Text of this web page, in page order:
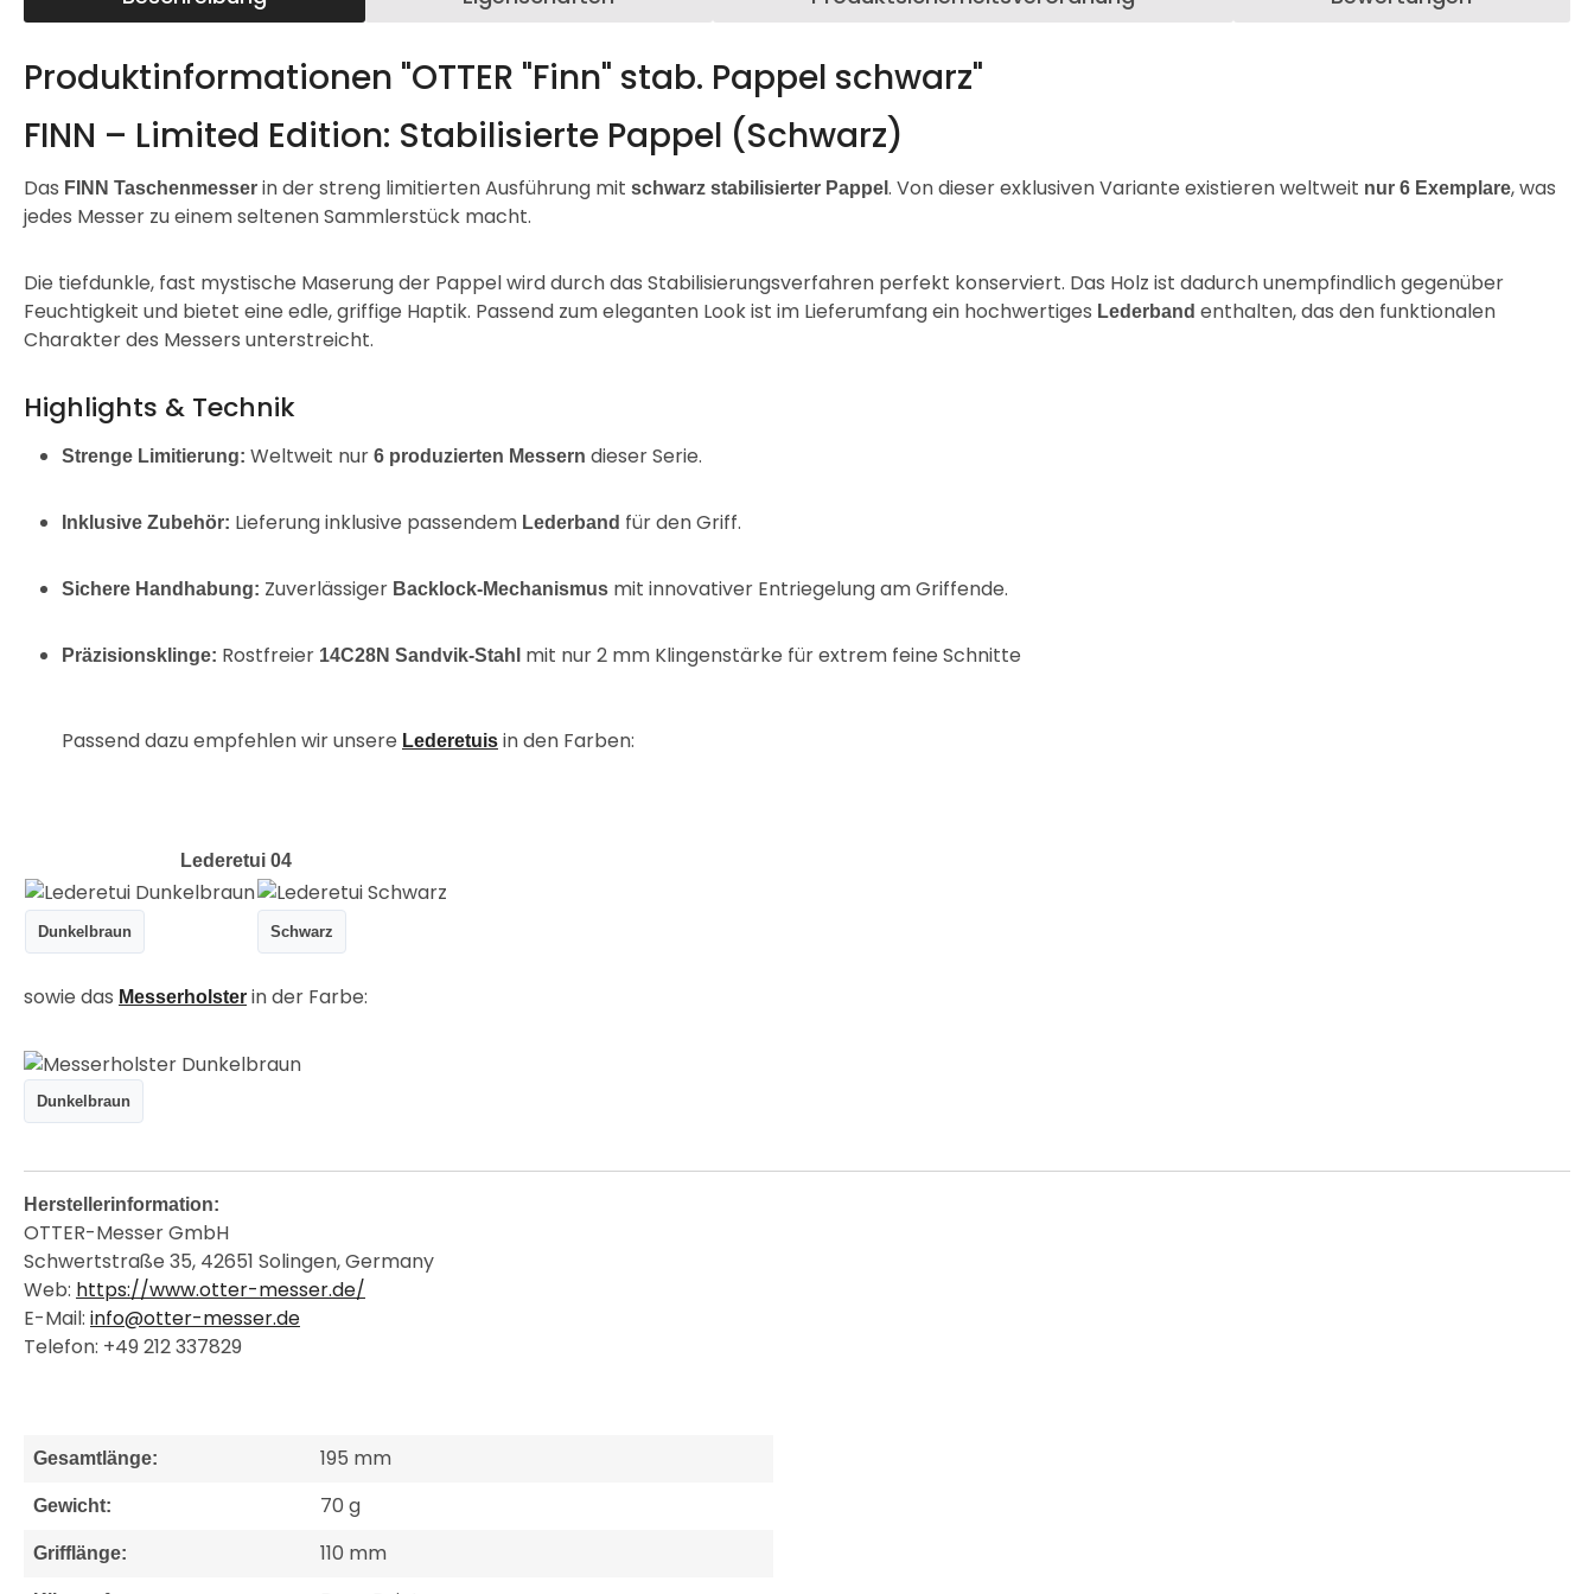
Produktinformationen "OTTER "Finn" stab. Pappel schwarz"
FINN – Limited Edition: Stabilisierte Pappel (Schwarz)
Das FINN Taschenmesser in der streng limitierten Ausführung mit schwarz stabilisierter Pappel . Von dieser exklusiven Variante existieren weltweit nur 6 Exemplare, was
jedes Messer zu einem seltenen Sammlerstück macht.
Die tiefdunkle, fast mystische Maserung der Pappel wird durch das Stabilisierungsverfahren perfekt konserviert. Das Holz ist dadurch unempfindlich gegenüber
Feuchtigkeit und bietet eine edle, griffige Haptik. Passend zum eleganten Look ist im Lieferumfang ein hochwertiges Lederband enthalten, das den funktionalen
Charakter des Messers unterstreicht.
Highlights & Technik
Strenge Limitierung: Weltweit nur 6 produzierten Messern dieser Serie.
Inklusive Zubehör: Lieferung inklusive passendem Lederband für den Griff.
Sichere Handhabung: Zuverlässiger Backlock-Mechanismus mit innovativer Entriegelung am Griffende.
Präzisionsklinge: Rostfreier 14C28N Sandvik-Stahl mit nur 2 mm Klingenstärke für extrem feine Schnitte
Passend dazu empfehlen wir unsere Lederetuis in den Farben:
Lederetui 04
Dunkelbraun Schwarz
sowie das Messerholster in der Farbe:
Dunkelbraun
Herstellerinformation:
OTTER-Messer GmbH
Schwertstraße 35, 42651 Solingen, Germany
Web: https://www.otter-messer.de/
E-Mail: info@otter-messer.de
Telefon: +49 212 337829
Gesamtlänge: 195 mm
Gewicht: 70 g
Grifflänge: 110 mm